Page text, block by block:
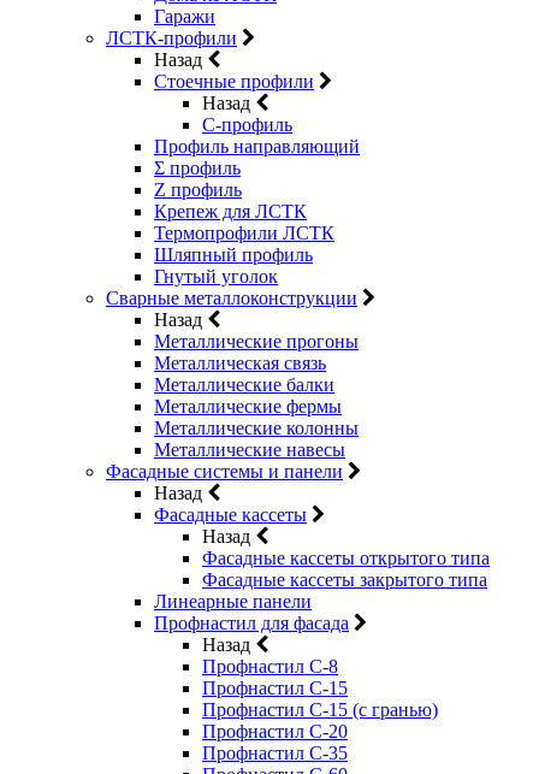
Гаражи
ЛСТК-профили
Назад
Стоечные профили
Назад
C-профиль
Профиль направляющий
Σ профиль
Z профиль
Крепеж для ЛСТК
Термопрофили ЛСТК
Шляпный профиль
Гнутый уголок
Сварные металлоконструкции
Назад
Металлические прогоны
Металлическая связь
Металлические балки
Металлические фермы
Металлические колонны
Металлические навесы
Фасадные системы и панели
Назад
Фасадные кассеты
Назад
Фасадные кассеты открытого типа
Фасадные кассеты закрытого типа
Линеарные панели
Профнастил для фасада
Назад
Профнастил С-8
Профнастил С-15
Профнастил С-15 (с гранью)
Профнастил С-20
Профнастил С-35